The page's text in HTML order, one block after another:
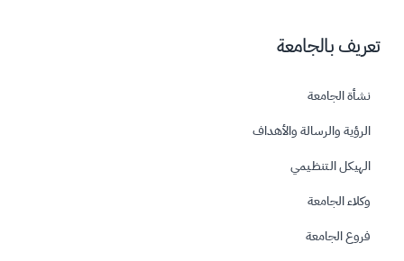
تعريف بالجامعة
نشأة الجامعة
الرؤية والرسالة والأهداف
الهيكل الـتنظـيمي
وكلاء الجامعة
فروع الجامعة